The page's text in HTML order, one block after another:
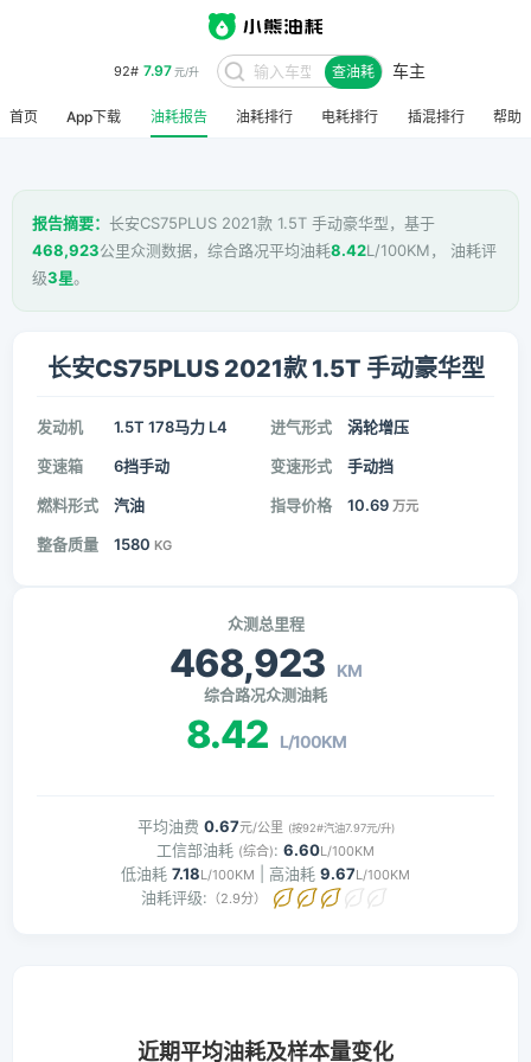
92# 7.97元/升 查油耗 车主
首页 App下载 油耗报告 油耗排行 电耗排行 插混排行 帮助
报告摘要： 长安CS75PLUS 2021款 1.5T 手动豪华型，基于
468,923公里众测数据，综合路况平均油耗8.42L/100KM， 油耗评
级3星。
长安CS75PLUS 2021款 1.5T 手动豪华型
发动机 1.5T 178马力 L4 进气形式 涡轮增压
变速箱 6挡手动 变速形式 手动挡
燃料形式 汽油 指导价格 10.69 万元
整备质量 1580 KG
众测总里程
468,923 KM
综合路况众测油耗
8.42 L/100KM
平均油费 0.67元/公里 (按92#汽油7.97元/升)
工信部油耗 (综合): 6.60L/100KM
低油耗 7.18L/100KM | 高油耗 9.67L/100KM
油耗评级: （2.9分）